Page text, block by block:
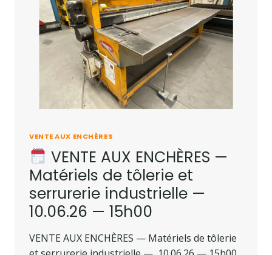
VENTE AUX ENCHÈRES
VENTE AUX ENCHÈRES —
Matériels de tôlerie et
serrurerie industrielle —
10.06.26 — 15h00
VENTE AUX ENCHÈRES — Matériels de tôlerie